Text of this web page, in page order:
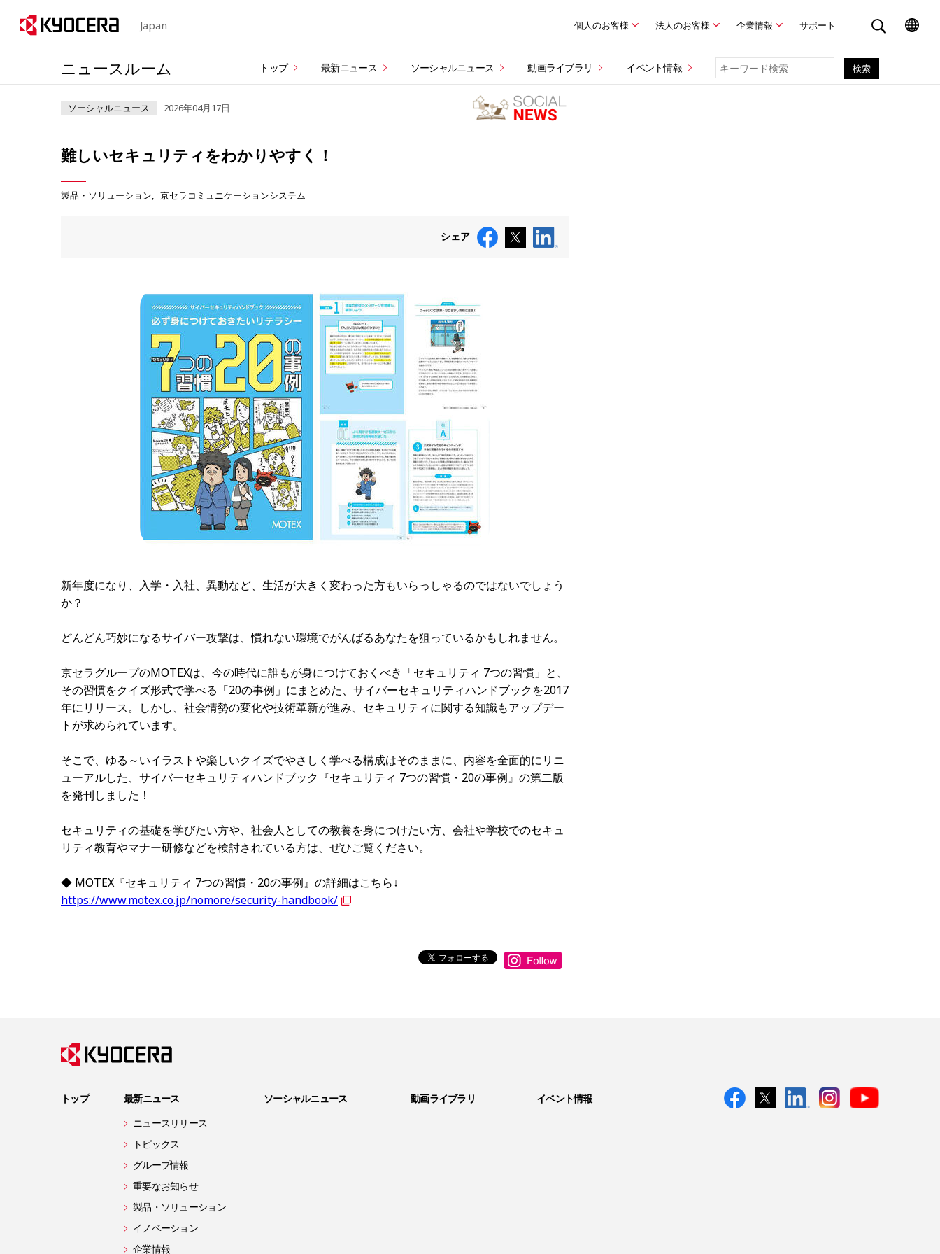
Japan 個人のお客様 法人のお客様 企業情報 サポート
ニュースルーム トップ 最新ニュース ソーシャルニュース 動画ライブラリ イベント情報
ソーシャルニュース 2026年04月17日
難しいセキュリティをわかりやすく！
製品・ソリューション 京セラコミュニケーションシステム
シェア
新年度になり、入学・入社、異動など、生活が大きく変わった方もいらっしゃるのではないでしょう
か？
どんどん巧妙になるサイバー攻撃は、慣れない環境でがんばるあなたを狙っているかもしれません。
京セラグループのMOTEXは、今の時代に誰もが身につけておくべき「セキュリティ 7つの習慣」と、
その習慣をクイズ形式で学べる「20の事例」にまとめた、サイバーセキュリティハンドブックを2017
年にリリース。しかし、社会情勢の変化や技術革新が進み、セキュリティに関する知識もアップデー
トが求められています。
そこで、ゆる～いイラストや楽しいクイズでやさしく学べる構成はそのままに、内容を全面的にリニ
ューアルした、サイバーセキュリティハンドブック『セキュリティ 7つの習慣・20の事例』の第二版
を発刊しました！
セキュリティの基礎を学びたい方や、社会人としての教養を身につけたい方、会社や学校でのセキュ
リティ教育やマナー研修などを検討されている方は、ぜひご覧ください。
◆ MOTEX『セキュリティ 7つの習慣・20の事例』の詳細はこちら↓
https://www.motex.co.jp/nomore/security-handbook/
トップ
最新ニュース
ニュースリリース
トピックス
グループ情報
重要なお知らせ
製品・ソリューション
イノベーション
企業情報
ソーシャルニュース 動画ライブラリ イベント情報